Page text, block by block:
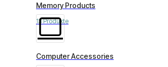
Memory Products
13 Produkte
Computer Accessories